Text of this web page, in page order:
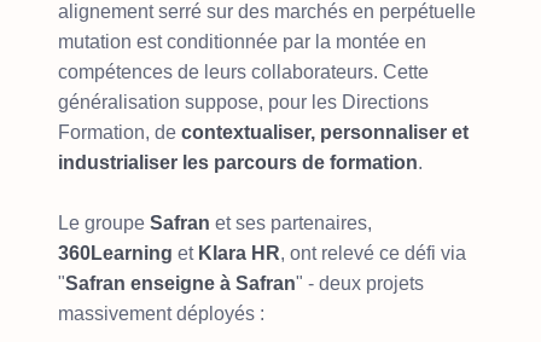
alignement serré sur des marchés en perpétuelle
mutation est conditionnée par la montée en
compétences de leurs collaborateurs. Cette
généralisation suppose, pour les Directions
Formation, de contextualiser, personnaliser et
industrialiser les parcours de formation.
Le groupe Safran et ses partenaires,
360Learning et Klara HR, ont relevé ce défi via
"Safran enseigne à Safran" - deux projets
massivement déployés :